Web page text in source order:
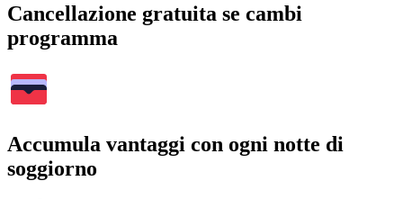
Cancellazione gratuita se cambi
programma
Accumula vantaggi con ogni notte di
soggiorno